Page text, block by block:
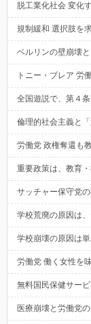
脱工業化社会 変化
規制緩和 選択肢を
ベルリンの壁崩壊
トニー・ブレア 労
全国遊説で、第４
倫理的社会主義と「
労働党 政権奪還も
重要政策は、教育
サッチャー保守党
学校荒廃の原因は
学校崩壊の原因は単
労働党 働く女性を
無料国民保健サー
医療崩壊と労働党